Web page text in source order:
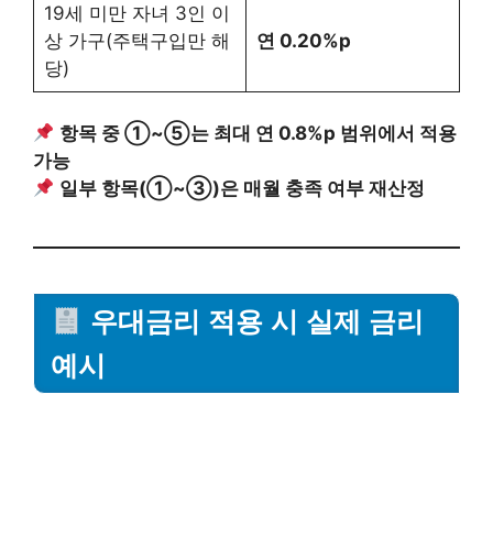
19세 미만 자녀 3인 이
상 가구(주택구입만 해
당)
연 0.20%p
항목 중 ①~⑤는 최대 연 0.8%p 범위에서 적용
가능
일부 항목(①~③)은 매월 충족 여부 재산정
우대금리 적용 시 실제 금리
예시